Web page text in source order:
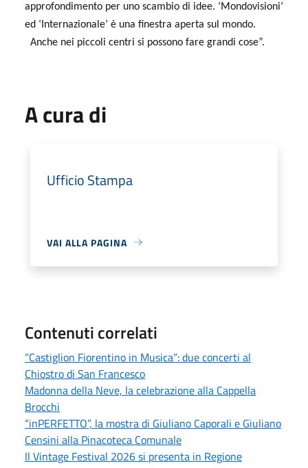
approfondimento per uno scambio di idee. ‘Mondovisioni’
ed ‘Internazionale’ è una finestra aperta sul mondo.
Anche nei piccoli centri si possono fare grandi cose”.
A cura di
Ufficio Stampa
VAI ALLA PAGINA
Contenuti correlati
“Castiglion Fiorentino in Musica”: due concerti al
Chiostro di San Francesco
Madonna della Neve, la celebrazione alla Cappella
Brocchi
“inPERFETTO”, la mostra di Giuliano Caporali e Giuliano
Censini alla Pinacoteca Comunale
Il Vintage Festival 2026 si presenta in Regione